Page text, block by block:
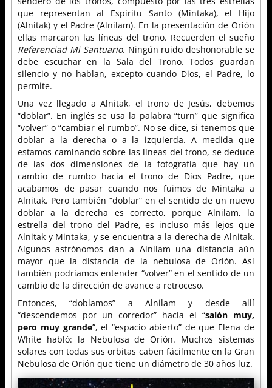
que representan al Espíritu Santo (Mintaka), el Hijo
(Alnitak) y el Padre (Alnilam). En la presentación de Orión
ellas marcaron las líneas del trono. Recuerden el sueño
Referenciad Mi Santuario. Ningún ruido deshonorable se
debe escuchar en la Sala del Trono. Todos guardan
silencio y no hablan, excepto cuando Dios, el Padre, lo
permite.
Una vez llegado a Alnitak, el trono de Jesús, debemos
“doblar”. En inglés se usa la palabra “turn” que significa
“volver” o “cambiar el rumbo”. No se dice, si tenemos que
doblar a la derecha o a la izquierda. A medida que
estamos caminando sobre las líneas del trono, se deduce
de las dos dimensiones de la fotografía que hay un
cambio de rumbo hacia el trono de Dios Padre, que
acabamos de pasar cuando nos fuimos de Mintaka a
Alnitak. Pero también “doblar” en el sentido de un nuevo
doblar a la derecha es correcto, porque Alnilam, la
estrella del trono del Padre, es incluso más lejos que
Alnitak y Mintaka, y se encuentra a la derecha de Alnitak.
Algunos astrónomos dan a Alnilam una distancia aún
mayor que la distancia de la nebulosa de Orión. Así
también podríamos entender “volver” en el sentido de un
cambio de la dirección de avance a retroceso.
Entonces, “doblamos” a Alnilam y desde allí
“descendemos por un corredor” hacia el “salón muy,
pero muy grande”, el “espacio abierto” de que Elena de
White habló: la Nebulosa de Orión. Muchos sistemas
solares con todas sus orbitas caben fácilmente en la Gran
Nebulosa de Orión que tiene un diámetro de 30 años luz.